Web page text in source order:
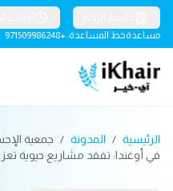
مساعدةخط المساعدة: +971509986248
الرئيسية / المدونة / جمعية
في أوغندا: تفقد مشاريع حيوية تعزز